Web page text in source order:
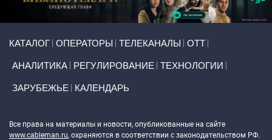
КАТАЛОГ ОПЕРАТОРЫ ТЕЛЕКАНАЛЫ ОТТ
АНАЛИТИКА РЕГУЛИРОВАНИЕ ТЕХНОЛОГИИ
ЗАРУБЕЖЬЕ КАЛЕНДАРЬ
Все права на материалы и новости, опубликованные на сайте
www.cableman.ru, охраняются в соответствии с законодательством РФ.